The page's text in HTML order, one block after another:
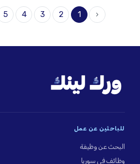
‹
1
2
3
4
5
للباحثين عن عمل
البحث عن وظيفة
وظائف في سوريا